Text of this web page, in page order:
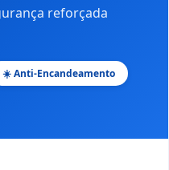
reforçada
☀️ Anti-Encandeamento